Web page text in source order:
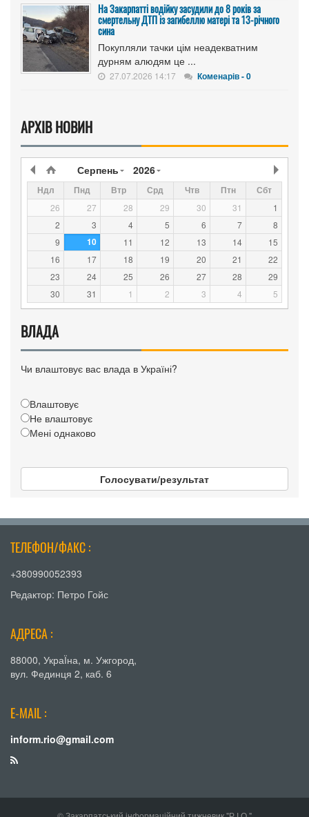
На Закарпатті водійку засудили до 8 років за
смертельну ДТП із загибеллю матері та 13-річного
сина
Покупляли тачки цім неадекватним
дурням алюдям це ...
27.07.2026 14:17 Коменарів - 0
АРХІВ НОВИН
Серпень 2026
Ндл Пнд Втр Срд Чтв Птн Сбт
26 27 28 29 30 31
1
2
3 4 5 6 7
8
9
10 11 12 13 14
15
16
17 18 19 20 21
22
23
24 25 26 27 28
29
30
31 1 2 3 4 5
ВЛАДА
Чи влаштовує вас влада в Україні?
Влаштовує
Не влаштовує
Мені однаково
Голосувати/результат
ТЕЛЕФОН/ФАКС :
+380990052393
Редактор: Петро Гойс
АДРЕСА :
88000, УкраЇна, м. Ужгород,
вул. Фединця 2, каб. 6
E-MAIL :
inform.rio@gmail.com